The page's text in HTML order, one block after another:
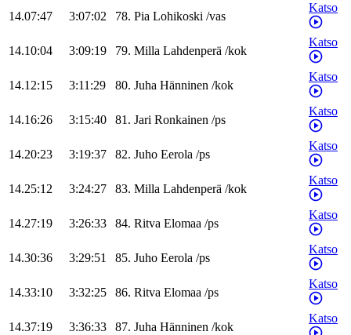
14.07:47 3:07:02 78. Pia Lohikoski /vas
Katso
14.10:04 3:09:19 79. Milla Lahdenperä /kok
Katso
14.12:15 3:11:29 80. Juha Hänninen /kok
Katso
14.16:26 3:15:40 81. Jari Ronkainen /ps
Katso
14.20:23 3:19:37 82. Juho Eerola /ps
Katso
14.25:12 3:24:27 83. Milla Lahdenperä /kok
Katso
14.27:19 3:26:33 84. Ritva Elomaa /ps
Katso
14.30:36 3:29:51 85. Juho Eerola /ps
Katso
14.33:10 3:32:25 86. Ritva Elomaa /ps
Katso
14.37:19 3:36:33 87. Juha Hänninen /kok
Katso